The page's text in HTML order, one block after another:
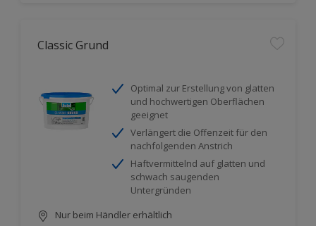
Classic Grund
Optimal zur Erstellung von glatten
und hochwertigen Oberflächen
geeignet
Verlängert die Offenzeit für den
nachfolgenden Anstrich
Haftvermittelnd auf glatten und
schwach saugenden
Untergründen
Nur beim Händler erhältlich